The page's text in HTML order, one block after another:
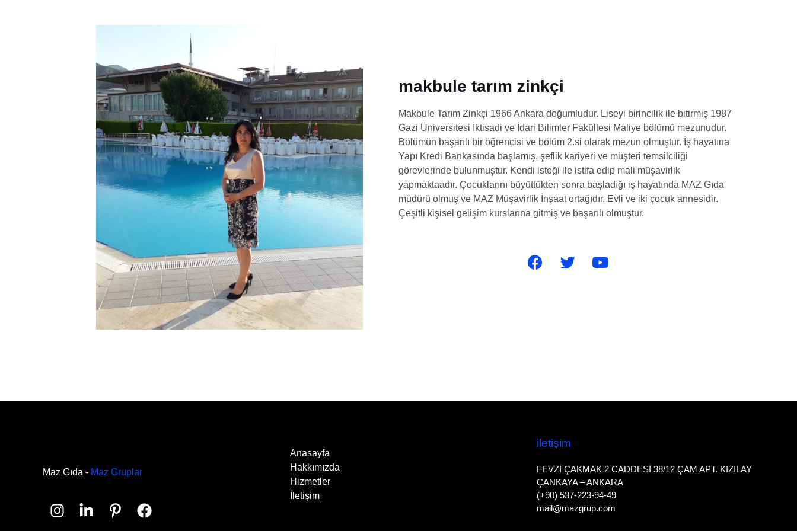
makbule tarım zinkçi
Makbule Tarım Zinkçi 1966 Ankara doğumludur. Liseyi birincilik ile bitirmiş 1987
Gazi Üniversitesi İktisadi ve İdari Bilimler Fakültesi Maliye bölümü mezunudur.
Bölümün başarılı bir öğrencisi ve bölüm 2.si olarak mezun olmuştur. İş hayatına
Yapı Kredi Bankasında başlamış, şeflik kariyeri ve müşteri temsilciliği
görevlerinde bulunmuştur. Kendi isteği ile istifa edip mali müşavirlik
yapmaktaadır. Çocuklarını büyüttükten sonra başladığı iş hayatında MAZ Gıda
müdürü olmuş ve MAZ Müşavirlik İnşaat ortağıdır. Evli ve iki çocuk annesidir.
Çeşitli kişisel gelişim kurslarına gitmiş ve başarılı olmuştur.
Maz Gıda - Maz Gruplar
Anasayfa
Hakkımızda
Hizmetler
İletişim
i̇letişim
FEVZİ ÇAKMAK 2 CADDESİ 38/12 ÇAM APT. KIZILAY
ÇANKAYA – ANKARA
(+90) 537-223-94-49
mail@mazgrup.com